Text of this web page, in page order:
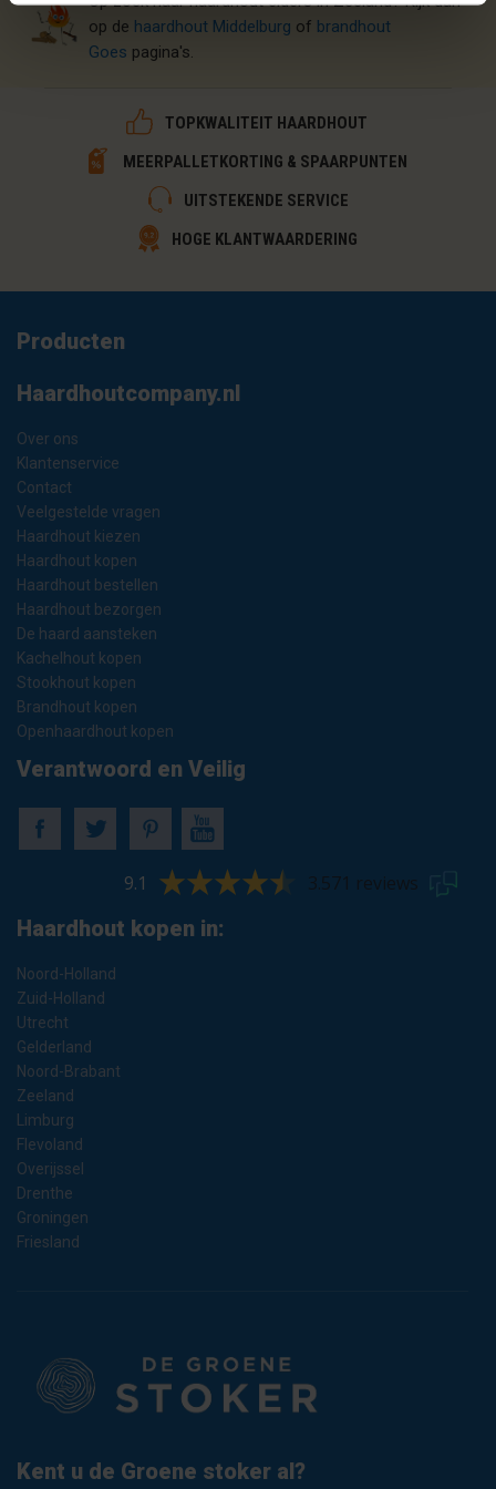
op de haardhout Middelburg of brandhout
Goes pagina's.
TOPKWALITEIT HAARDHOUT
MEERPALLETKORTING & SPAARPUNTEN
UITSTEKENDE SERVICE
HOGE KLANTWAARDERING
Producten
Haardhoutcompany.nl
Over ons
Klantenservice
Contact
Veelgestelde vragen
Haardhout kiezen
Haardhout kopen
Haardhout bestellen
Haardhout bezorgen
De haard aansteken
Kachelhout kopen
Stookhout kopen
Brandhout kopen
Openhaardhout kopen
Verantwoord en Veilig
9.1 3.571 reviews
Haardhout kopen in:
Noord-Holland
Zuid-Holland
Utrecht
Gelderland
Noord-Brabant
Zeeland
Limburg
Flevoland
Overijssel
Drenthe
Groningen
Friesland
Kent u de Groene stoker al?